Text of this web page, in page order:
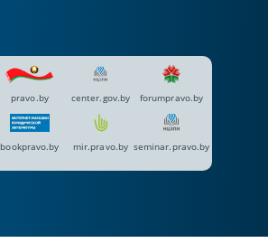
pravo.by center.gov.by forumpravo.by
bookpravo.by mir.pravo.by seminar.pravo.by